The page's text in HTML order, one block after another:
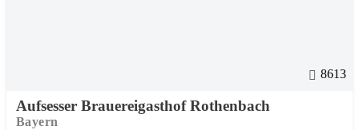
8613
Aufsesser Brauereigasthof Rothenbach
Bayern